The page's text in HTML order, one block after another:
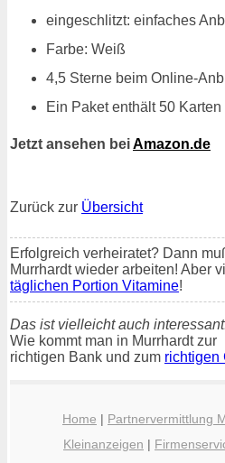
eingeschlitzt: einfaches
Farbe: Weiß
4,5 Sterne beim Online-
Ein Paket enthält 50 Karten
Jetzt ansehen beiAmazon.de
Zurück zur Übersicht
Erfolgreich verheiratet? Dann
Murrhardt wieder arbeiten! Aber
täglichen Portion Vitamine!
Das ist vielleicht auch
Wie kommt man in Murrhardt zur
richtigen Bank und zum richtigen
Home | Partnervermittlung
Kleinanzeigen |